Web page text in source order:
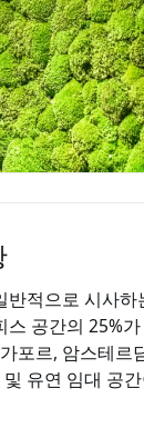
적으로 시사하
공간의 25%
포르, 암스테르
유연 임대 공